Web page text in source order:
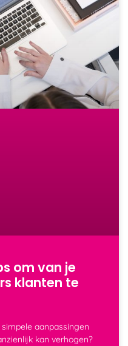
om van je
klanten te
aanpassingen
kan verhogen?